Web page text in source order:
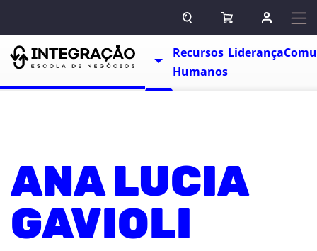
ABRIR CAMPO DE BUSCA
ABRIR CARRINHO
ENTRAR
Escolas
TOGGLE DROPDOWN
Recursos
Humanos
Liderança
ANA LUCIA
GAVIOLI